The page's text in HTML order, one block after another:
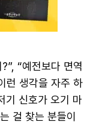
“예전보다 면역
런 생각을 자주 하
기 신호가 오기 마
걸 찾는 분들이